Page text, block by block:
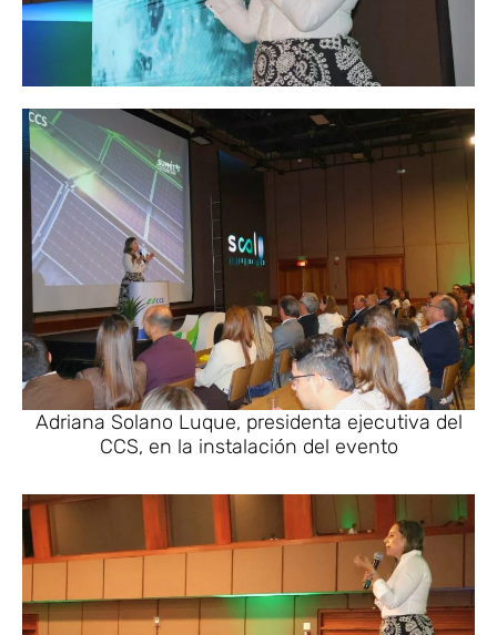
Adriana Solano Luque, presidenta ejecutiva del
CCS, en la instalación del evento